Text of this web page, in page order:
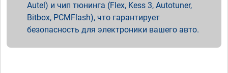
Autel) и чип тюнинга (Flex, Kess 3, Autotuner,
Bitbox, PCMFlash), что гарантирует
безопасность для электроники вашего авто.